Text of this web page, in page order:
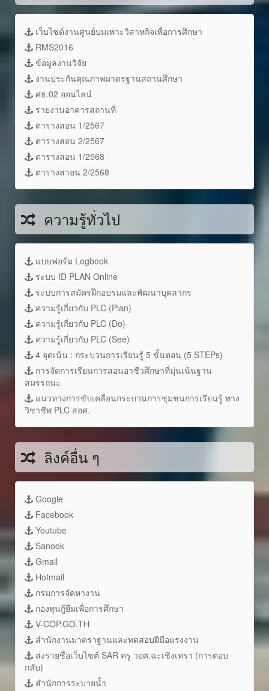
เว็บไซต์งานศูนย์บ่มเพาะวิสาหกิจเพื่อการศึกษา
RMS2016
ข้อมูลงานวิจัย
งานประกันคุณภาพมาตรฐานสถานศึกษา
ศธ.02 ออนไลน์
รายงานอาคารสถานที่
ตารางสอน 1/2567
ตารางสอน 2/2567
ตารางสอน 1/2568
ตารางสาอน 2/2568
ความรู้ทั่วไป
แบบฟอร์ม Logbook
ระบบ ID PLAN Online
ระบบการสมัครฝึกอบรมและพัฒนาบุคลากร
ความรู้เกี่ยวกับ PLC (Plan)
ความรู้เกี่ยวกับ PLC (Do)
ความรู้เกี่ยวกับ PLC (See)
4 จุดเน้น : กระบวนการเรียนรู้ 5 ขั้นตอน (5 STEPs)
การจัดการเรียนการสอนอาชีวศึกษาที่มุ่นเน้นฐาน
สมรรถนะ
แนวทางการขับเคลื่อนกระบวนการชุมชนการเรียนรู้ ทาง
วิชาชีพ PLC สอศ.
ลิงค์อื่น ๆ
Google
Facebook
Youtube
Sanook
Gmail
Hotmail
กรมการจัดหางาน
กองทุนกู้ยืมเพื่อการศึกษา
V-COP.GO.TH
สำนักงานมาตราฐานและทดสอบฝีมือแรงงาน
ส่งรายชื่อเว็บไซต์ SAR ครู วอศ.ฉะเชิงเทรา (การตอบ
กลับ)
สำนักการระบายน้ำ